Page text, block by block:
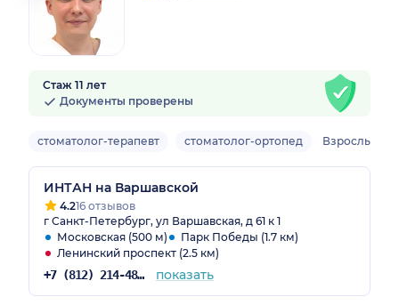
Стаж 11 лет
Документы проверены
стоматолог-терапевт стоматолог-ортопед Взрослый
ИНТАН на Варшавской
4.216 отзывов
г Санкт-Петербург, ул Варшавская, д 61 к 1
Московская (500 м)
Парк Победы (1.7 км)
Ленинский проспект (2.5 км)
+7 (812) 214-48-61 показать